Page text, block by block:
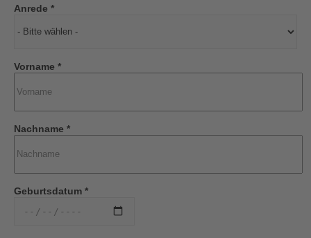
Anrede *
Vorname *
Nachname *
Geburtsdatum *